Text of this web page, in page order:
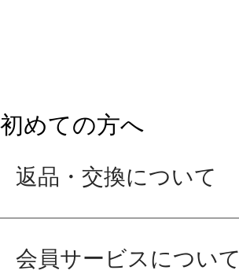
初めての方へ
返品・交換について
会員サービスについて